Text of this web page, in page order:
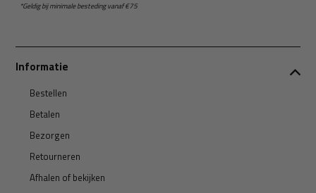
*Geldig bij minimale besteding vanaf €75
Informatie
Bestellen
Betalen
Bezorgen
Retourneren
Afhalen of bekijken